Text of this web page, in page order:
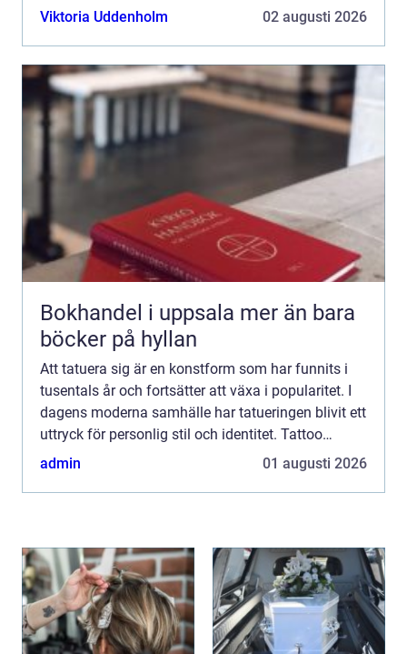
Malmö finn...
Viktoria Uddenholm 02 augusti 2026
Bokhandel i uppsala mer än bara
böcker på hyllan
Att tatuera sig är en konstform som har funnits i
tusentals år och fortsätter att växa i popularitet. I
dagens moderna samhälle har tatueringen blivit ett
uttryck för personlig stil och identitet. Tattoo
Malmö finn...
admin 01 augusti 2026